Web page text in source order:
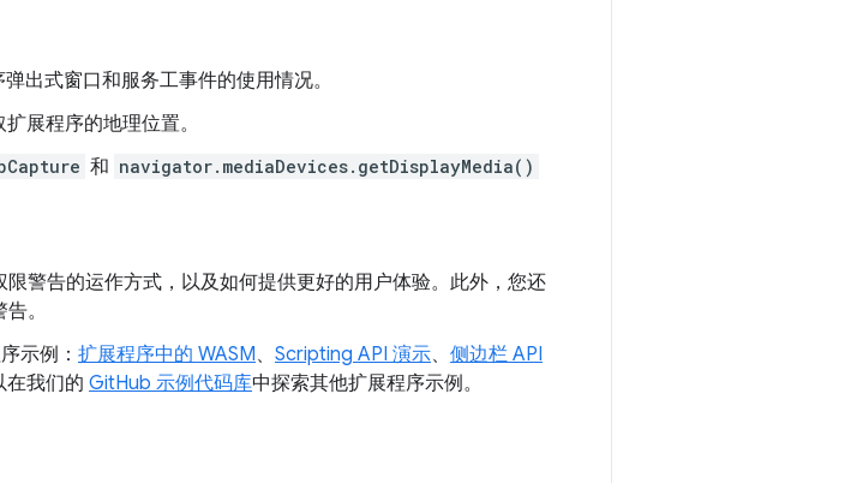
出式窗口和服务工事件的使用情况。
展程序的地理位置。
和 navigator.mediaDevices.getDisplayMedia()
限警告的运作方式，以及如何提供更好的用户体验。此外，您还
。
示例： 扩展程序中的 WASM、 Scripting API 演示、 侧边栏 API
在我们的 GitHub 示例代码库中探索其他扩展程序示例。